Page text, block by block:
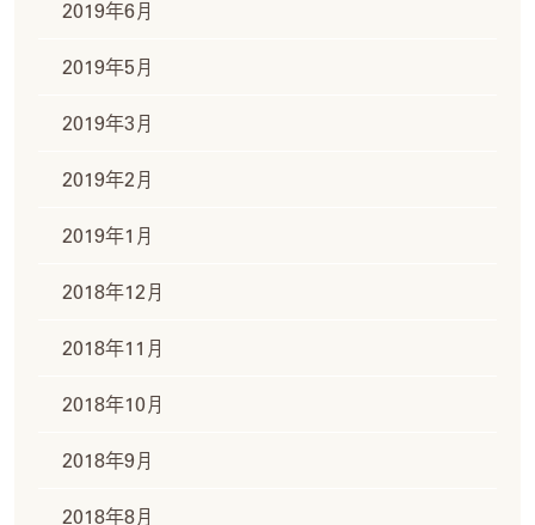
2019年6月
2019年5月
2019年3月
2019年2月
2019年1月
2018年12月
2018年11月
2018年10月
2018年9月
2018年8月